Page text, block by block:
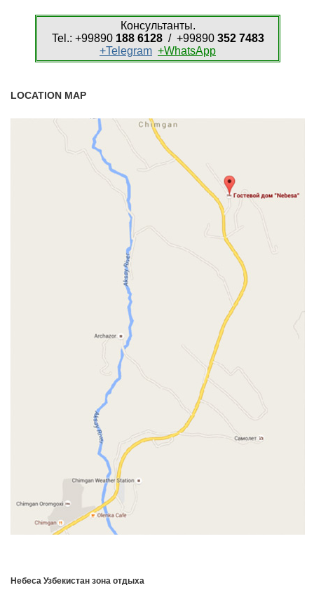
Консультанты.
Tel.: +99890 188 6128/ +99890 352 7483
+Telegram +WhatsApp
LOCATION MAP
Небеса Узбекистан зона отдыха